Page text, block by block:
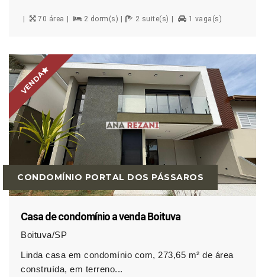
70 área 2 dorm(s) 2 suite(s) 1 vaga(s)
CONDOMÍNIO PORTAL DOS PÁSSAROS
VENDA
Casa de condomínio a venda Boituva
Boituva/SP
Linda casa em condomínio com, 273,65 m² de área
construída, em terreno...